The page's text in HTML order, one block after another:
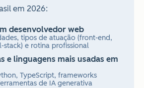
em 2026:
desenvolvedor web
tipos de atuação (front-end,
stack) e rotina profissional
e linguagens mais usadas em
TypeScript, frameworks
de IA generativa